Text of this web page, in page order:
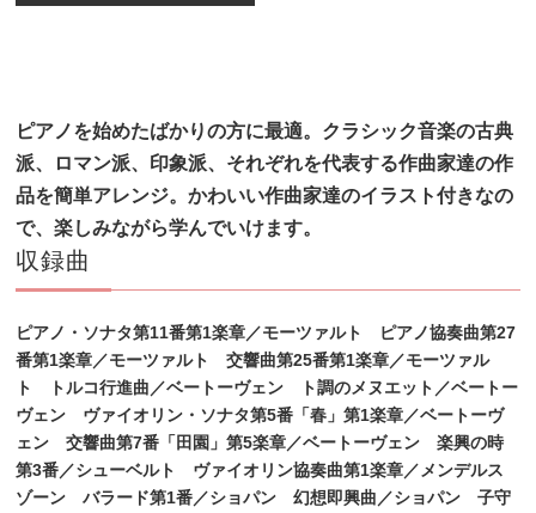
ピアノを始めたばかりの方に最適。クラシック音楽の古典
派、ロマン派、印象派、それぞれを代表する作曲家達の作
品を簡単アレンジ。かわいい作曲家達のイラスト付きなの
で、楽しみながら学んでいけます。
収録曲
ピアノ・ソナタ第11番第1楽章／モーツァルト ピアノ協奏曲第27
番第1楽章／モーツァルト 交響曲第25番第1楽章／モーツァル
ト トルコ行進曲／ベートーヴェン ト調のメヌエット／ベートー
ヴェン ヴァイオリン・ソナタ第5番「春」第1楽章／ベートーヴ
ェン 交響曲第7番「田園」第5楽章／ベートーヴェン 楽興の時
第3番／シューベルト ヴァイオリン協奏曲第1楽章／メンデルス
ゾーン バラード第1番／ショパン 幻想即興曲／ショパン 子守